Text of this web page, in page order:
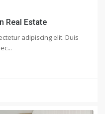
Real Estate
adipiscing elit. Duis